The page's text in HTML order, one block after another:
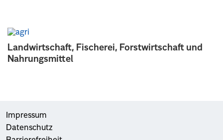
Landwirtschaft, Fischerei, Forstwirtschaft und
Nahrungsmittel
Impressum
Datenschutz